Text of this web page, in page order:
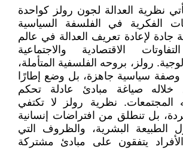
نظرية العدالة لجون رولز كواحدة
الفكرية في الفلسفة السياسية
جادة لإعادة تعريف العدالة في عالم
الاقتصادية والاجتماعية
رولز، بروحه الفلسفية المتأملة،
سياسية جاهزة، بل وضع إطارًا
صياغة مبادئ عادلة تحكم
المجتمعات. نظرية رولز لا تكتفي
بل تنطلق من افتراضات إنسانية
الطبيعة البشرية، والظروف التي
يتفقون على مبادئ مشتركة